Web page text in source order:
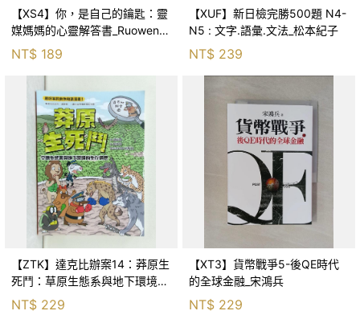
【XS4】你，是自己的鑰匙：靈
媒媽媽的心靈解答書_Ruowen
Huang
NT$ 189
【XUF】新日檢完勝500題 N4-
N5 : 文字.語彙.文法_松本紀子
NT$ 239
【ZTK】達克比辦案14：莽原生
死鬥：草原生態系與地下環境的
生存適應_柯智元
NT$ 229
【XT3】貨幣戰爭5-後QE時代
的全球金融_宋鴻兵
NT$ 229